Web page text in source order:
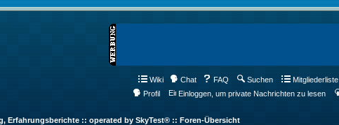
Wiki Chat FAQ Suchen Mitgliederliste
Profil
Einloggen, um private Nachrichten zu lesen
Erfahrungsberichte :: operated by SkyTest® :: Foren-Übersicht